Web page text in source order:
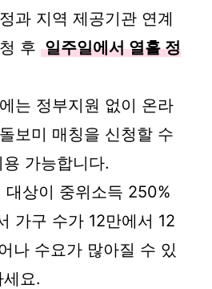
과 지역 제공기관 연계
후 일주일에서 열흘 정
는 정부지원 없이 온라
보미 매칭을 신청할 수
가능합니다.
상이 중위소득 250%
가구 수가 12만에서 12
나 수요가 많아질 수 있
요.